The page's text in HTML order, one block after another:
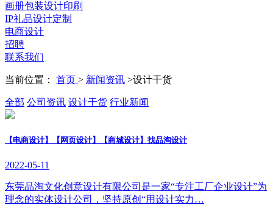
画册包装设计印刷
IP礼品设计定制
电商设计
招聘
联系我们
当前位置： 首页 > 新闻资讯 >设计干货
全部 公司资讯 设计干货 行业新闻
【电商设计】【网页设计】【商城设计】找品淘设计
2022-05-11
东莞品淘文化创意设计有限公司是一家“专注工厂企业设计”为
理念的实体设计公司，坚持原创“用设计实力…